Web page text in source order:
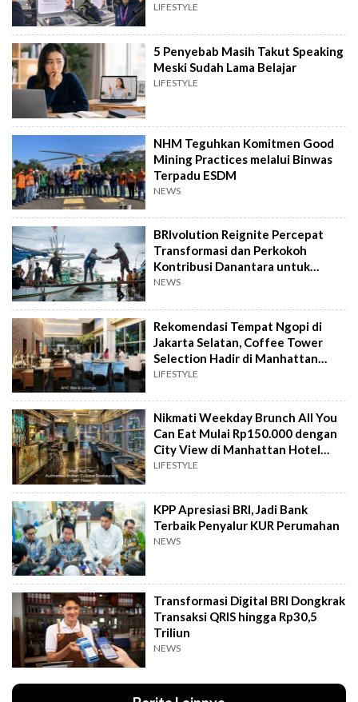
LIFESTYLE
5 Penyebab Masih Takut Speaking
Meski Sudah Lama Belajar
LIFESTYLE
NHM Teguhkan Komitmen Good
Mining Practices melalui Binwas
Terpadu ESDM
NEWS
BRIvolution Reignite Percepat
Transformasi dan Perkokoh
Kontribusi Danantara untuk
Ekonomi Nasional
NEWS
Rekomendasi Tempat Ngopi di
Jakarta Selatan, Coffee Tower
Selection Hadir di Manhattan
Hotel Jakarta
LIFESTYLE
Nikmati Weekday Brunch All You
Can Eat Mulai Rp150.000 dengan
City View di Manhattan Hotel
Jakarta
LIFESTYLE
KPP Apresiasi BRI, Jadi Bank
Terbaik Penyalur KUR Perumahan
NEWS
Transformasi Digital BRI Dongkrak
Transaksi QRIS hingga Rp30,5
Triliun
NEWS